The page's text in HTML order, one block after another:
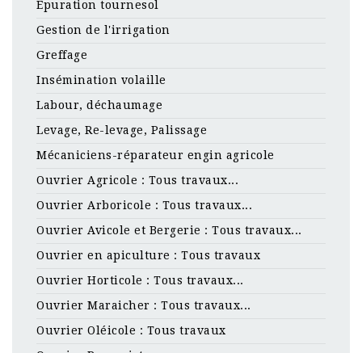
Epuration tournesol
Gestion de l'irrigation
Greffage
Insémination volaille
Labour, déchaumage
Levage, Re-levage, Palissage
Mécaniciens-réparateur engin agricole
Ouvrier Agricole : Tous travaux...
Ouvrier Arboricole : Tous travaux...
Ouvrier Avicole et Bergerie : Tous travaux...
Ouvrier en apiculture : Tous travaux
Ouvrier Horticole : Tous travaux...
Ouvrier Maraicher : Tous travaux...
Ouvrier Oléicole : Tous travaux